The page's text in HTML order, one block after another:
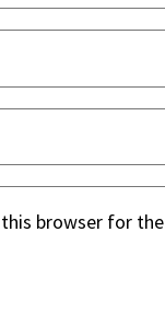
browser for